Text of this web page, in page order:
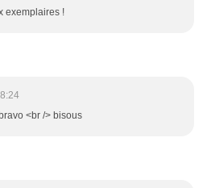
exemplaires !
<br /> bisous